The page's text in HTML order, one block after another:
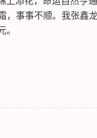
事事不顺。我张鑫